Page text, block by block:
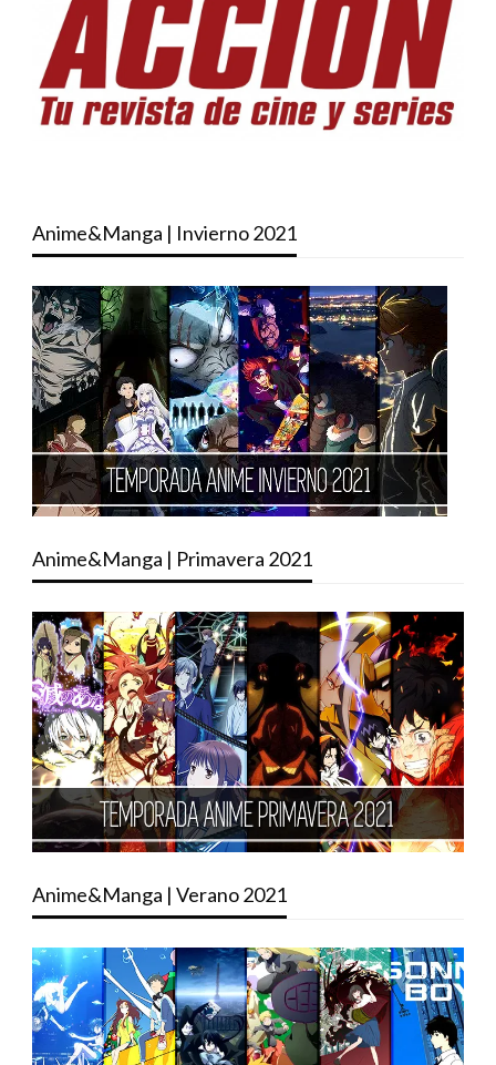
Anime&Manga | Invierno 2021
Anime&Manga | Primavera 2021
Anime&Manga | Verano 2021